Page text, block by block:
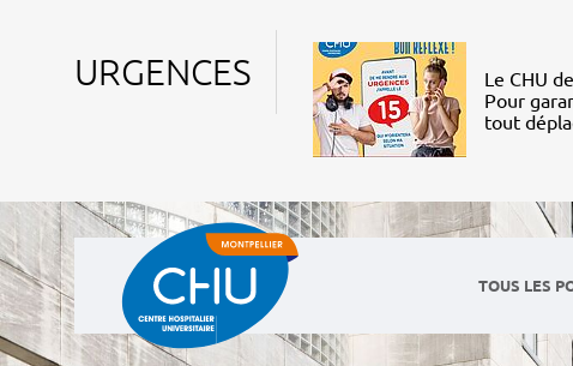
URGENCES
Le CHU
Pour
tout
TOUS LES